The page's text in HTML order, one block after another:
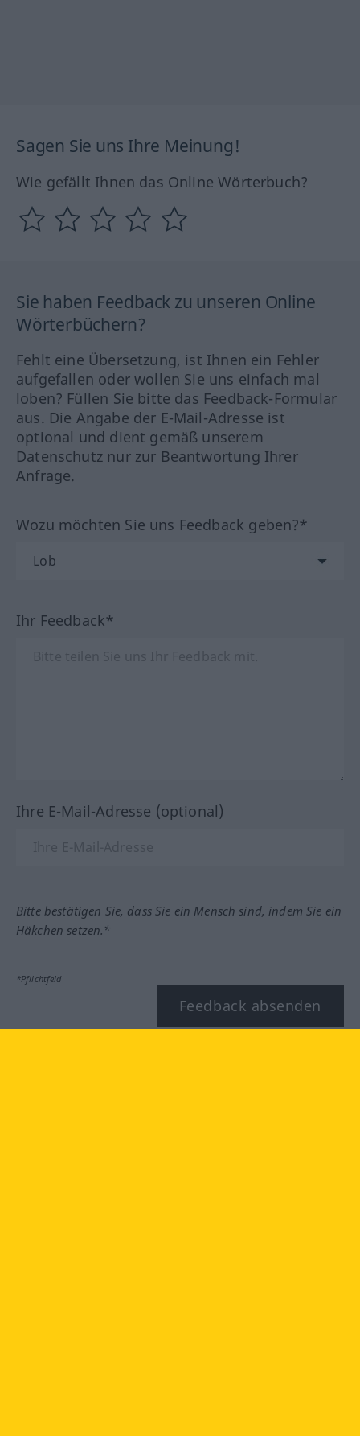
Sagen Sie uns Ihre Meinung!
Wie gefällt Ihnen das Online Wörterbuch?
Sie haben Feedback zu unseren Online
Wörterbüchern?
Fehlt eine Übersetzung, ist Ihnen ein Fehler
aufgefallen oder wollen Sie uns einfach mal
loben? Füllen Sie bitte das Feedback-Formular
aus. Die Angabe der E-Mail-Adresse ist
optional und dient gemäß unserem
Datenschutz nur zur Beantwortung Ihrer
Anfrage.
Wozu möchten Sie uns Feedback geben?*
Ihr Feedback*
Ihre E-Mail-Adresse (optional)
Bitte bestätigen Sie, dass Sie ein Mensch sind, indem Sie ein
Häkchen setzen.*
*Pflichtfeld
Feedback absenden